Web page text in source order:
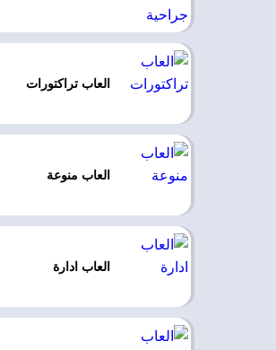
العاب تراكتورات
العاب منوعة
العاب ادارة